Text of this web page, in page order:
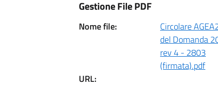
Gestione File PDF
Nome file:
Circolare
del Domanda
rev 4 - 2803
(firmata).pdf
URL: